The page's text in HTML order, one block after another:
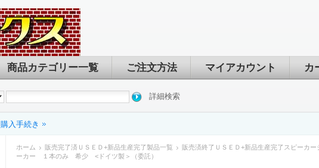
商品カテゴリー一覧 ご注文方法 マイアカウント カ
詳細検索
購入手続き
ホーム 販売完了済ＵＳＥＤ+新品生産完了製品一覧
販売済終了ＵＳＥＤ+新品生産完了スピーカー
ーカー １本のみ 希少 <ドイツ製＞（委託）